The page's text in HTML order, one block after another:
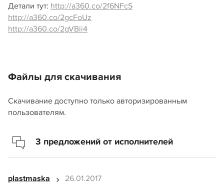
Детали тут: http://a360.co/2f6NFcS
http://a360.co/2gcFoUz
http://a360.co/2gVBii4
Файлы для скачивания
Скачивание доступно только авторизированным
пользователям.
3 предложений от исполнителей
plastmaska 26.01.2017